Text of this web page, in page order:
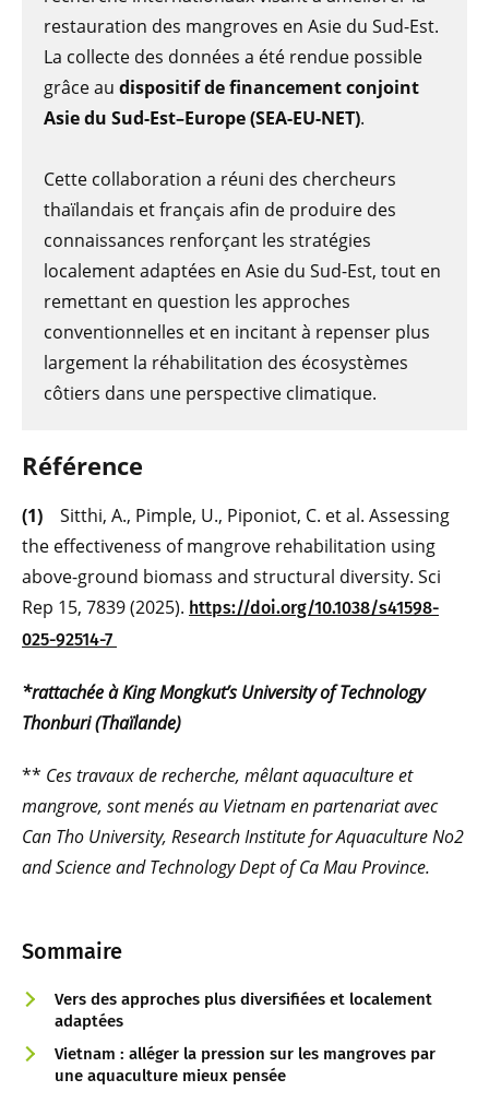
Sommaire
Vers des approches plus diversifiées et localement
adaptées
Vietnam : alléger la pression sur les mangroves par
une aquaculture mieux pensée
restauration des mangroves en Asie du Sud-Est.
La collecte des données a été rendue possible
grâce au dispositif de financement conjoint
Asie du Sud-Est–Europe (SEA-EU-NET).
Cette collaboration a réuni des chercheurs
thaïlandais et français afin de produire des
connaissances renforçant les stratégies
localement adaptées en Asie du Sud-Est, tout en
remettant en question les approches
conventionnelles et en incitant à repenser plus
largement la réhabilitation des écosystèmes
côtiers dans une perspective climatique.
Référence
(1) Sitthi, A., Pimple, U., Piponiot, C. et al. Assessing
the effectiveness of mangrove rehabilitation using
above-ground biomass and structural diversity. Sci
Rep 15, 7839 (2025). https://doi.org/10.1038/s41598-
025-92514-7
*rattachée à King Mongkut’s University of Technology
Thonburi (Thaïlande)
** Ces travaux de recherche, mêlant aquaculture et
mangrove, sont menés au Vietnam en partenariat avec
Can Tho University, Research Institute for Aquaculture No2
and Science and Technology Dept of Ca Mau Province.